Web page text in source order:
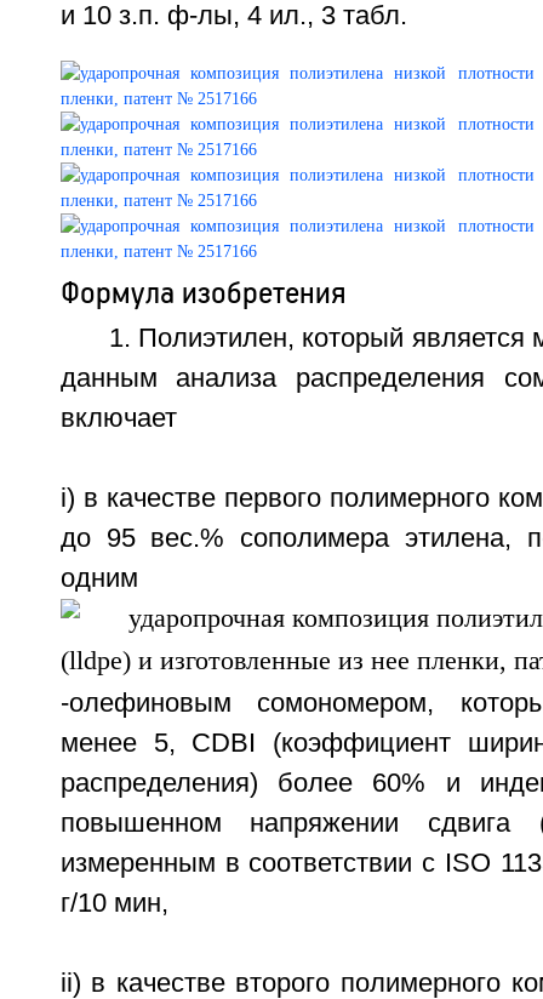
и 10 з.п. ф-лы, 4 ил., 3 табл.
Формула изобретения
1. Полиэтилен, который является
данным анализа распределения
включает
i) в качестве первого полимерного
до 95 вес.% сополимера этилена,
одним
-олефиновым сомономером,
менее 5, CDBI (коэффициент
распределения) более 60% и
повышенном напряжении сдвига
измеренным в соответствии с ISO
г/10 мин,
ii) в качестве второго полимерного